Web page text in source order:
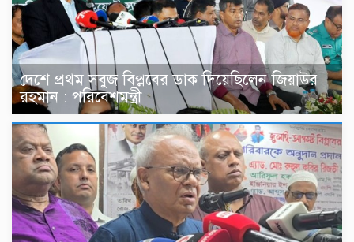
দেশে প্রথম সবুজ বিপ্লবের ডাক দিয়েছিলেন জিয়াউর
রহমান : পরিবেশমন্ত্রী